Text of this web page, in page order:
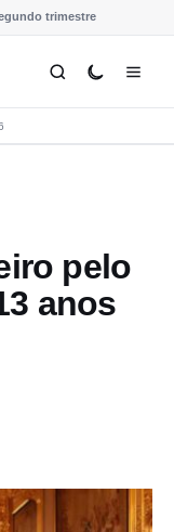
trimestre
pelo
anos